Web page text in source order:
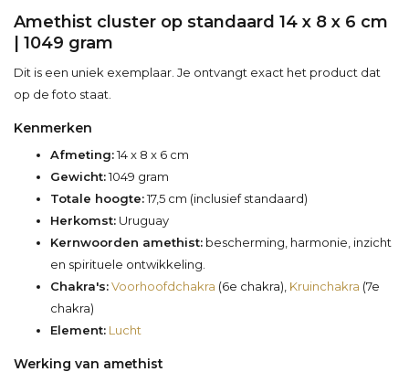
Amethist cluster op standaard 14 x 8 x 6 cm
| 1049 gram
Dit is een uniek exemplaar. Je ontvangt exact het product dat
op de foto staat.
Kenmerken
Afmeting:14 x 8 x 6 cm
Gewicht:1049 gram
Totale hoogte:17,5 cm (inclusief standaard)
Herkomst: Uruguay
Kernwoorden amethist: bescherming, harmonie, inzicht
en spirituele ontwikkeling.
Chakra's:Voorhoofdchakra (6e chakra), Kruinchakra (7e
chakra)
Element: Lucht
Werking van amethist